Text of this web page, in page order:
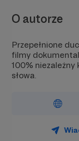
O autorze
Przepełnione
filmy
100% niezależny
słowa.